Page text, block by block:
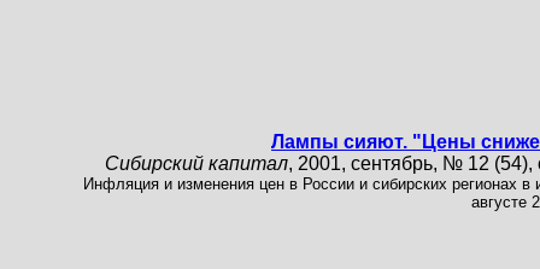
Лампы сияют. "Цены
Сибирский капитал, 2001, сентябрь, № 12 (54),
Инфляция и изменения цен в России и сибирских регионах в
августе